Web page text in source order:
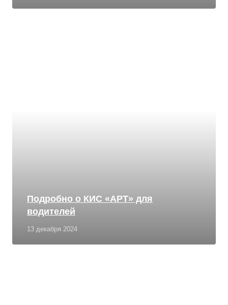
13 декабря 2024
Подробно о КИС «АРТ» для
водителей